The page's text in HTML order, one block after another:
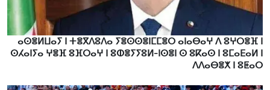
ⴰⵙⴻⵍⵡⴰⵢ ⵏ ⵜⴻⴳⴷⵓⴷⴰ ⵢⴻⵙⵙⴻⵏⵎⵎⴻⵔ ⴰⵏⴰⴱⴰⵖ ⴷ ⵓⵖⵔⴻⴼ ⵏ
ⵙⵃⴰⵏⵢⴰ ⵖⴻⴼ ⵓⴼⵔⴰⵖ ⵏ ⵓⵀⴻⵢⵢⵓⵍ-ⵏⵙⴻⵏ ⵙ ⵓⴽⴰⵙ ⵏ ⵓⵎⴰⴹⴰⵍ ⵏ
ⴷⴷⴰⴱⴻⵅ ⵏ ⵓⵟⴰⵔ